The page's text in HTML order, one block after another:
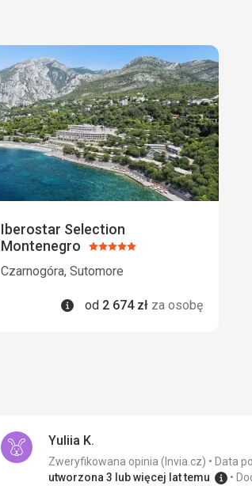
Iberostar Selection
Montenegro Ocena:
5/5
Czarnogóra, Sutomore
Informacje
od 2 674zł za osobę
Yuliia K.
Zweryfikowana opinia (Invia.cz) Data
utworzona 3 lub więcej lat temu